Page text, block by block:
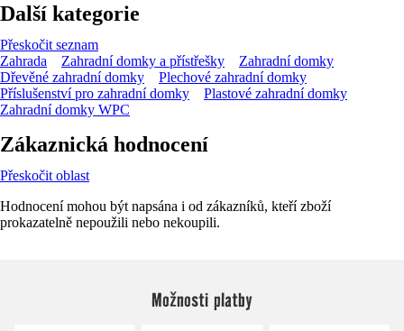
Další kategorie
Přeskočit seznam
Zahrada
Zahradní domky a přístřešky
Zahradní domky
Dřevěné zahradní domky
Plechové zahradní domky
Příslušenství pro zahradní domky
Plastové zahradní domky
Zahradní domky WPC
Zákaznická hodnocení
Přeskočit oblast
Hodnocení mohou být napsána i od zákazníků, kteří zboží
prokazatelně nepoužili nebo nekoupili.
Možnosti platby